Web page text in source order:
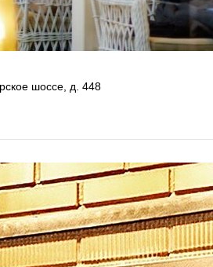
шоссе, д. 448